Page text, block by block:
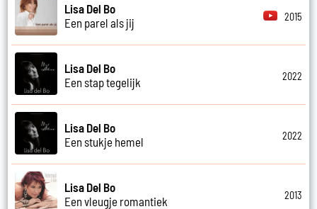
Lisa Del Bo
Een parel als jij
2015
Lisa Del Bo
Een stap tegelijk
2022
Lisa Del Bo
Een stukje hemel
2022
Lisa Del Bo
Een vleugje romantiek
2013